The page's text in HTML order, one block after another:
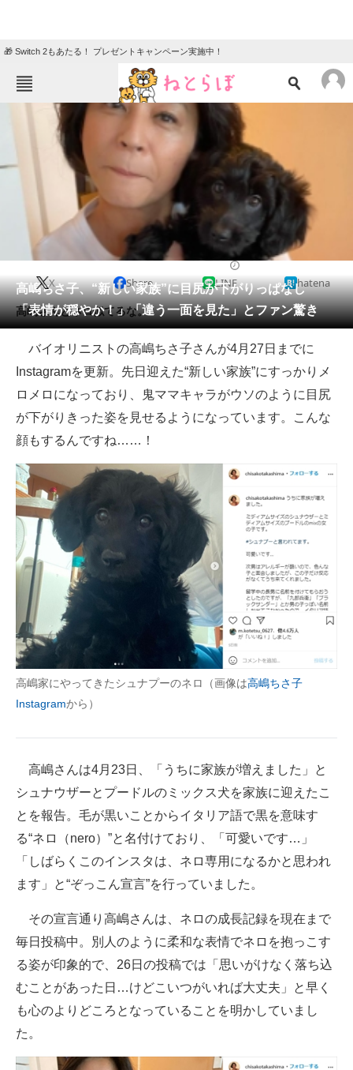
🎁 Switch 2もあたる！ プレゼントキャンペーン実施中！
ねとらぼメニュー
ニュース
クイズ
教育・育児
会員記事
メディア
注目記事を集めた総合ページ
ITの今と未来を見通す
スマホと通信の最新トレンド
好きが集まる 比べて選べる
ビジネスと働き方のヒント
AI活用のいまが分かる
企業ITのトレンドを詳説
経営リーダーのコミュニティ
ITエンジニア向け専門サイト
製造業のIT導入・活用を支援
エレクトロニクス専門サイト
建設×テクノロジーの最前線
高嶋ちさ子、“新しい家族”に目尻が下がりっぱなし
「表情が穏やか！」「違う一面を見た」とファン驚き
X Share LINE hatena
高嶋さんとネロ似てるな。
バイオリニストの高嶋ちさ子さんが4月27日までに
Instagramを更新。先日迎えた“新しい家族”にすっかりメ
ロメロになっており、鬼ママキャラがウソのように目尻
が下がりきった姿を見せるようになっています。こんな
顔もするんですね……！
高嶋家にやってきたシュナプーのネロ（画像は高嶋ちさ子
Instagramから）
高嶋さんは4月23日、「うちに家族が増えました」と
シュナウザーとプードルのミックス犬を家族に迎えたこ
とを報告。毛が黒いことからイタリア語で黒を意味す
る“ネロ（nero）”と名付けており、「可愛いです…」
「しばらくこのインスタは、ネロ専用になるかと思われ
ます」と“ぞっこん宣言”を行っていました。
その宣言通り高嶋さんは、ネロの成長記録を現在まで
毎日投稿中。別人のように柔和な表情でネロを抱っこす
る姿が印象的で、26日の投稿では「思いがけなく落ち込
むことがあった日…けどこいつがいれば大丈夫」と早く
も心のよりどころとなっていることを明かしていまし
た。